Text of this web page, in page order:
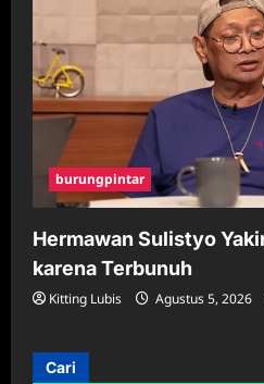
burungpintar
Hermawan Sulistyo
karena Terbunuh
Kitting Lubis Agustus 5, 2026
Cari